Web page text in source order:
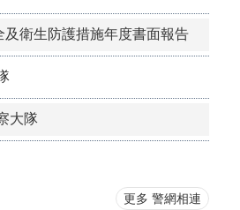
衛生防護措施年度書面報告
大隊
更多 警網相連